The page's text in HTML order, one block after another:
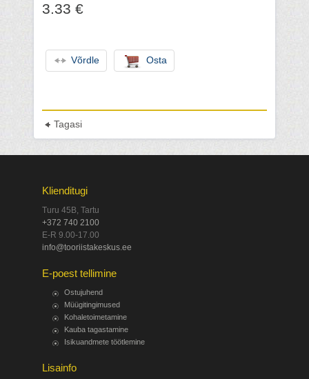
3.33 €
Võrdle Osta
Tagasi
Klienditugi
Turu 45B, Tartu
+372 740 2100
E-R 9.00-17.00
info@tooriistakeskus.ee
E-poest tellimine
Ostujuhend
Müügitingimused
Kohaletoimetamine
Kauba tagastamine
Isikuandmete töötlemine
Lisainfo